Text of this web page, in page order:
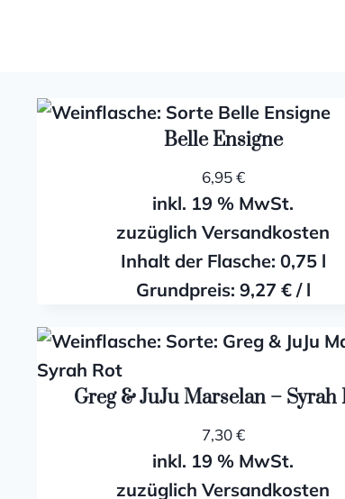
Belle Ensigne
6,95€
inkl. 19 % MwSt.
zuzüglich Versandkosten
Inhalt der Flasche: 0,75 l
Grundpreis: 9,27 €/ l
Greg & JuJu Marselan – Syrah
7,30€
inkl. 19 % MwSt.
zuzüglich Versandkosten